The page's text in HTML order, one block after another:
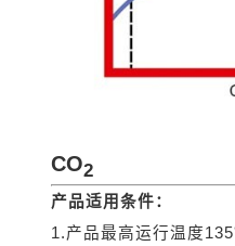
CO2
产品适用条件：
1.产品最高运行温度